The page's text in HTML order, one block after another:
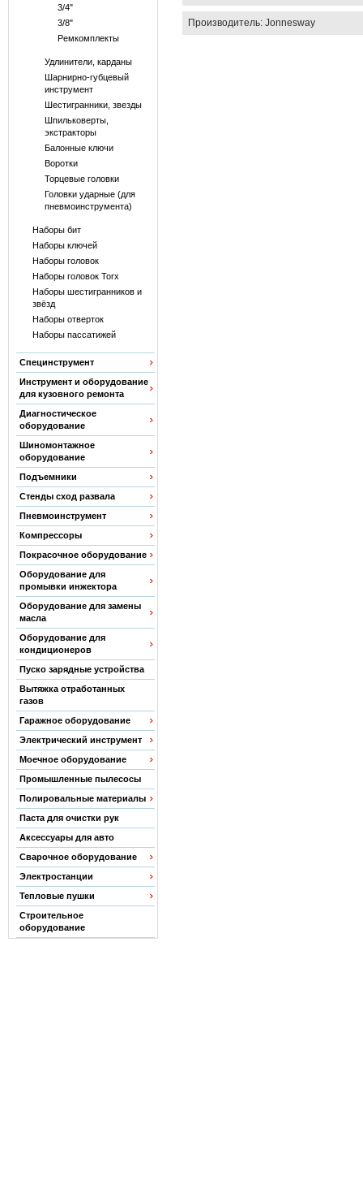
3/4"
3/8"
Ремкомплекты
Удлинители, карданы
Шарнирно-губцевый
инструмент
Шестигранники, звезды
Шпильковерты,
экстракторы
Балонные ключи
Воротки
Торцевые головки
Головки ударные (для
пневмоинструмента)
Наборы бит
Наборы ключей
Наборы головок
Наборы головок Torx
Наборы шестигранников и
звёзд
Наборы отверток
Наборы пассатижей
Специнструмент
Инструмент и оборудование
для кузовного ремонта
Диагностическое
оборудование
Шиномонтажное
оборудование
Подъемники
Стенды сход развала
Пневмоинструмент
Компрессоры
Покрасочное оборудование
Оборудование для
промывки инжектора
Оборудование для замены
масла
Оборудование для
кондиционеров
Пуско зарядные устройства
Вытяжка отработанных
газов
Гаражное оборудование
Электрический инструмент
Моечное оборудование
Промышленные пылесосы
Полировальные материалы
Паста для очистки рук
Аксессуары для авто
Сварочное оборудование
Электростанции
Тепловые пушки
Строительное
оборудование
Производитель: Jonnesway